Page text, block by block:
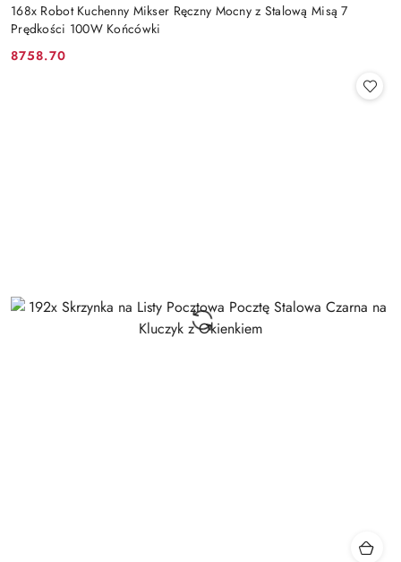
168x Robot Kuchenny Mikser Ręczny Mocny z Stalową Misą 7
Prędkości 100W Końcówki
Cena:
8758.70